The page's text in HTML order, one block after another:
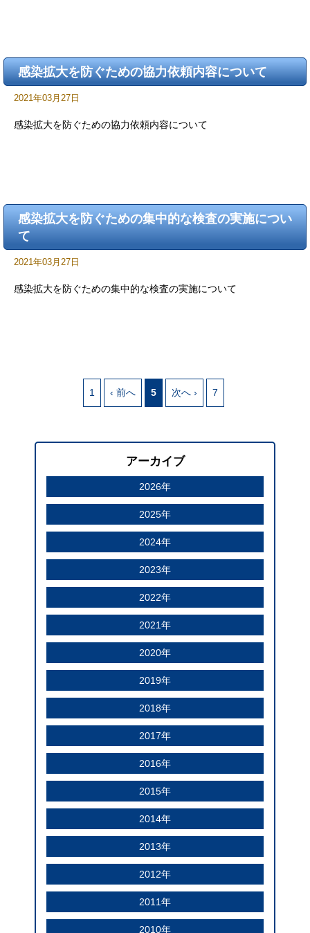
感染拡大を防ぐための協力依頼内容について
2021年03月27日
感染拡大を防ぐための協力依頼内容について
感染拡大を防ぐための集中的な検査の実施につい
て
2021年03月27日
感染拡大を防ぐための集中的な検査の実施について
1 ‹ 前へ 5 次へ › 7
アーカイブ
2026年
2025年
2024年
2023年
2022年
2021年
2020年
2019年
2018年
2017年
2016年
2015年
2014年
2013年
2012年
2011年
2010年